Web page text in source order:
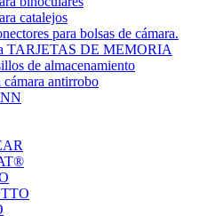
catalejos
para bolsas de cámara.
TARJETAS DE MEMORIA
de almacenamiento
cámara antirrobo